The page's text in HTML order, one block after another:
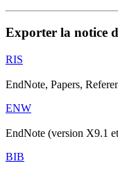
Exporter la notice
RIS
EndNote, Papers,
ENW
EndNote (version X9.1
BIB